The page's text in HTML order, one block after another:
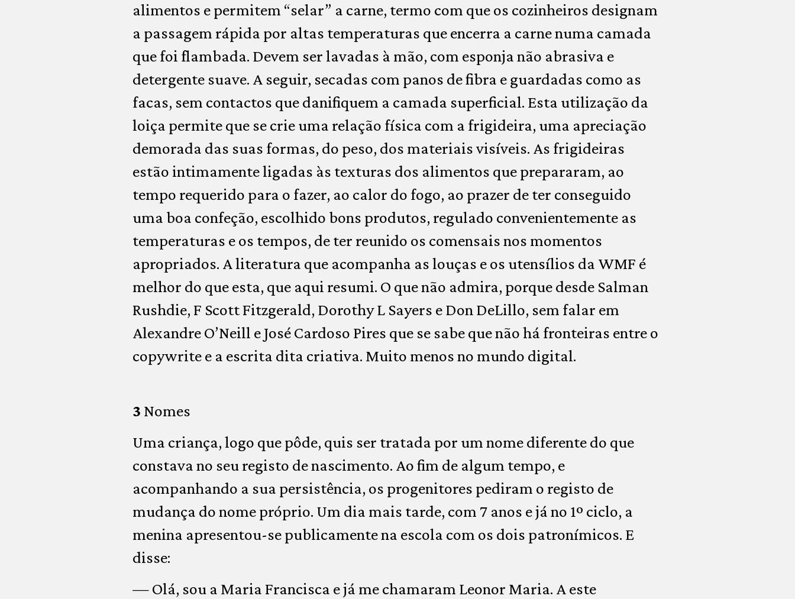
alimentos e permitem “selar” a carne, termo com que os cozinheiros designam
a passagem rápida por altas temperaturas que encerra a carne numa camada
que foi flambada. Devem ser lavadas à mão, com esponja não abrasiva e
detergente suave. A seguir, secadas com panos de fibra e guardadas como as
facas, sem contactos que danifiquem a camada superficial. Esta utilização da
loiça permite que se crie uma relação física com a frigideira, uma apreciação
demorada das suas formas, do peso, dos materiais visíveis. As frigideiras
estão intimamente ligadas às texturas dos alimentos que prepararam, ao
tempo requerido para o fazer, ao calor do fogo, ao prazer de ter conseguido
uma boa confeção, escolhido bons produtos, regulado convenientemente as
temperaturas e os tempos, de ter reunido os comensais nos momentos
apropriados. A literatura que acompanha as louças e os utensílios da WMF é
melhor do que esta, que aqui resumi. O que não admira, porque desde Salman
Rushdie, F Scott Fitzgerald, Dorothy L Sayers e Don DeLillo, sem falar em
Alexandre O’Neill e José Cardoso Pires que se sabe que não há fronteiras entre o
copywrite e a escrita dita criativa. Muito menos no mundo digital.
3 Nomes
Uma criança, logo que pôde, quis ser tratada por um nome diferente do que
constava no seu registo de nascimento. Ao fim de algum tempo, e
acompanhando a sua persistência, os progenitores pediram o registo de
mudança do nome próprio. Um dia mais tarde, com 7 anos e já no 1º ciclo, a
menina apresentou-se publicamente na escola com os dois patronímicos. E
disse:
— Olá, sou a Maria Francisca e já me chamaram Leonor Maria. A este